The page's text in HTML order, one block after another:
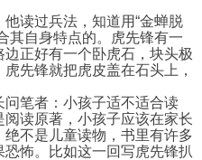
读过兵法，知道用“金蝉脱
其自身特点的。虎先锋有一
正好有一个卧虎石，块头极
先锋就把虎皮盖在石头上，
笔者：小孩子适不适合读
阅读原著，小孩子应该在家长
不是儿童读物，书里有许多
怖。比如这一回写虎先锋扒